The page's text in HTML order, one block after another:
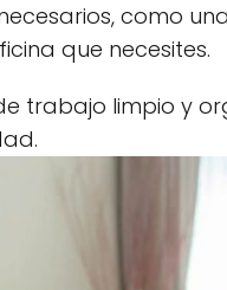
como
que necesites.
trabajo limpio y